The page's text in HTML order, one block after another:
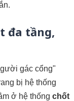
đa tầng,
gác cổng"
bị hệ thống
ở hệ thống chốt